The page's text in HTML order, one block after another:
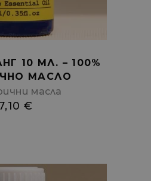
10 МЛ. – 100%
МАСЛО
масла
€